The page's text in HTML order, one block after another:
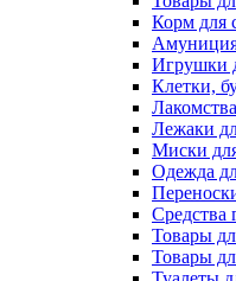
Корм для
Игрушки
Клетки,
Лежаки
Миски
Одежда
Средства
Товары
Товары